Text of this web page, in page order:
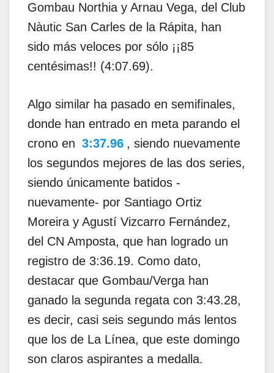
Gombau Northia y Arnau Vega, del Club
Nàutic San Carles de la Rápita, han
sido más veloces por sólo ¡¡85
centésimas!! (4:07.69).
Algo similar ha pasado en semifinales,
donde han entrado en meta parando el
crono en 3:37.96 , siendo nuevamente
los segundos mejores de las dos series,
siendo únicamente batidos -
nuevamente- por Santiago Ortiz
Moreira y Agustí Vizcarro Fernández,
del CN Amposta, que han logrado un
registro de 3:36.19. Como dato,
destacar que Gombau/Verga han
ganado la segunda regata con 3:43.28,
es decir, casi seis segundo más lentos
que los de La Línea, que este domingo
son claros aspirantes a medalla.